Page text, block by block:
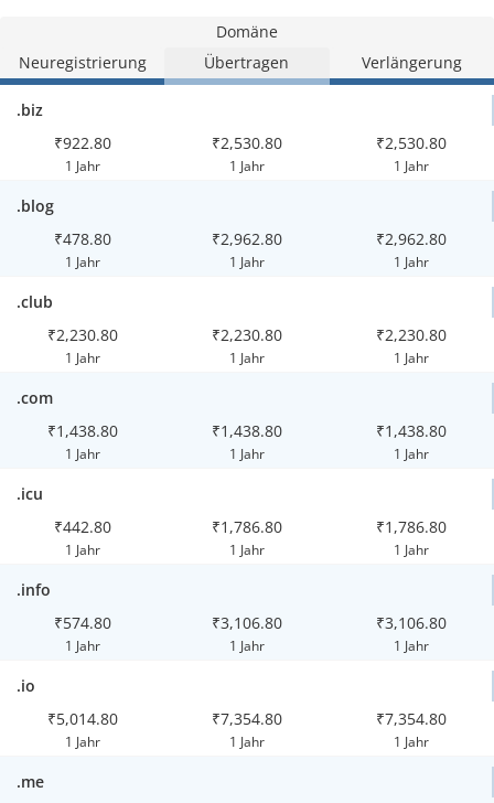
Domäne
Neuregistrierung
Übertragen Verlängerung
.biz
₹922.80
1 Jahr
₹2,530.80
1 Jahr
₹2,530.80
1 Jahr
.blog
₹478.80
1 Jahr
₹2,962.80
1 Jahr
₹2,962.80
1 Jahr
.club
₹2,230.80
1 Jahr
₹2,230.80
1 Jahr
₹2,230.80
1 Jahr
.com
₹1,438.80
1 Jahr
₹1,438.80
1 Jahr
₹1,438.80
1 Jahr
.icu
₹442.80
1 Jahr
₹1,786.80
1 Jahr
₹1,786.80
1 Jahr
.info
₹574.80
1 Jahr
₹3,106.80
1 Jahr
₹3,106.80
1 Jahr
.io
₹5,014.80
1 Jahr
₹7,354.80
1 Jahr
₹7,354.80
1 Jahr
.me